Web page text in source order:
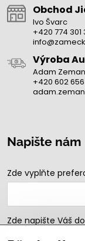
Obchod
Ivo Švarc
+420 774 301
Výroba
Adam Zeman
+420 602
Napište nám
Zde vyplňte
Zde napište Váš